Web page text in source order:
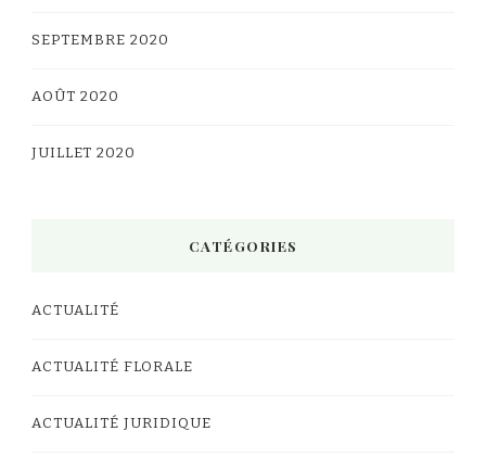
SEPTEMBRE 2020
AOÛT 2020
JUILLET 2020
CATÉGORIES
ACTUALITÉ
ACTUALITÉ FLORALE
ACTUALITÉ JURIDIQUE